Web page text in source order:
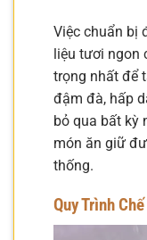
Việc chuẩn bị
liệu tươi ngon
trọng nhất để
đậm đà, hấp
bỏ qua bất kỳ
món ăn giữ
thống.
Quy Trình